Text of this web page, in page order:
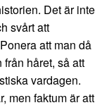
Det är inte
svårt att
att man då
håret, så att
vardagen.
men faktum är att